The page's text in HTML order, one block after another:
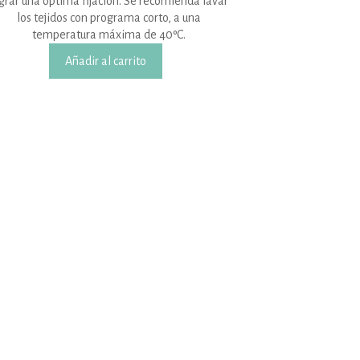
los tejidos con programa corto, a una
temperatura máxima de 40ºC.
Añadir al carrito